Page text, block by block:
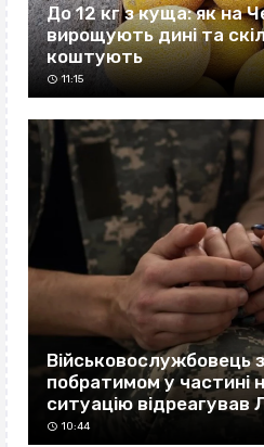
До 12 кг з куща: як на
вирощують дині та
коштують
11:15
Військовослужбовець
побратимом у частині
ситуацію відреагував
10:44